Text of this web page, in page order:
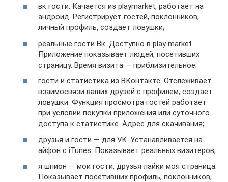
вк гости. Качается из playmarket, работает на
андроид. Регистрирует гостей, поклонников,
личный профиль, создает ловушки;
реальные гости Вк. Доступно в play market.
Приложение показывает людей, посетивших
страницу. Время визита — приблизительное;
гости и статистика из ВКонтакте. Отслеживает
взаимосвязи ваших друзей с профилем, создает
ловушки. Функция просмотра гостей работает
при условии покупки приложения или суточного
доступа к статистике. Адрес для скачивания;
друзья и гости — для VK. Устанавливается на
айфон с iTunes. Показывает реальных визитеров;
я шпион — мои гости, друзья лайки моя страница.
Показывает посетивших профиль, поклонников,